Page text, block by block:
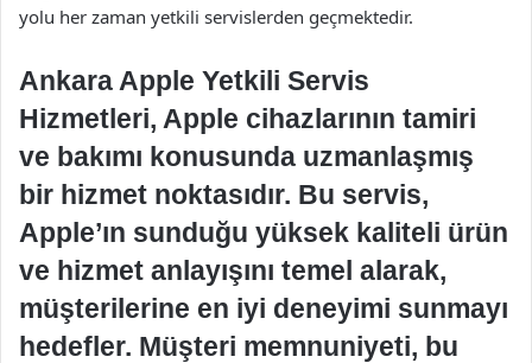
yolu her zaman yetkili servislerden geçmektedir.
Ankara Apple Yetkili Servis
Hizmetleri, Apple cihazlarının tamiri
ve bakımı konusunda uzmanlaşmış
bir hizmet noktasıdır. Bu servis,
Apple’ın sunduğu yüksek kaliteli ürün
ve hizmet anlayışını temel alarak,
müşterilerine en iyi deneyimi sunmayı
hedefler. Müşteri memnuniyeti, bu